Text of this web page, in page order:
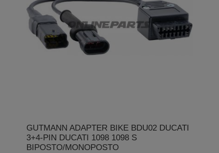
GUTMANN ADAPTER BIKE BDU02 DUCATI
3+4-PIN DUCATI 1098 1098 S
BIPOSTO/MONOPOSTO